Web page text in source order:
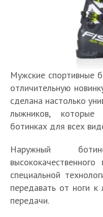
Мужские спортивные
отличительную
сделана настолько
лыжников,
ботинках для всех
Наружный
специальной
передавать от ноги
передачи.